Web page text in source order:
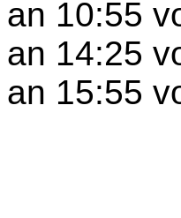
an 10:55
an 14:25
an 15:55